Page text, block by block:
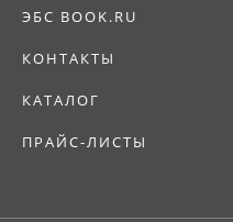
ЭБС BOOK.RU
КОНТАКТЫ
КАТАЛОГ
ПРАЙС-ЛИСТЫ